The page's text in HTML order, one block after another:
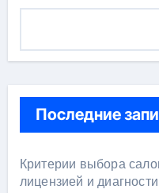
Последние
Критерии выбора
лицензией и